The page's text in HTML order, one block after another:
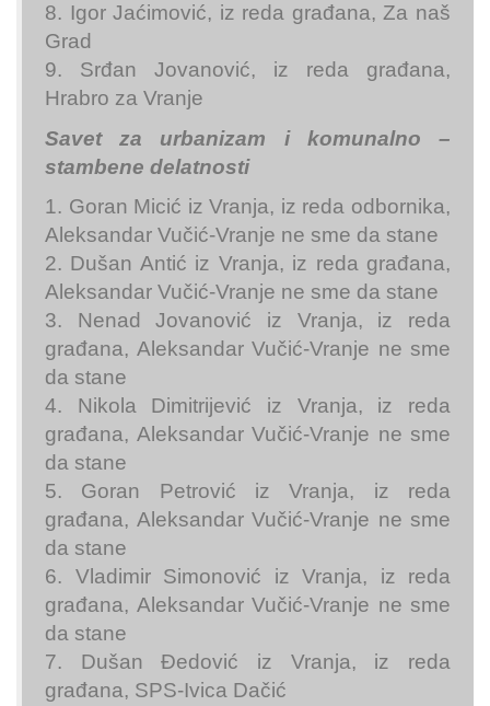
8. Igor Jaćimović, iz reda građana, Za naš
Grad
9. Srđan Jovanović, iz reda građana,
Hrabro za Vranje
Savet za urbanizam i komunalno –
stambene delatnosti
1. Goran Micić iz Vranja, iz reda odbornika,
Aleksandar Vučić-Vranje ne sme da stane
2. Dušan Antić iz Vranja, iz reda građana,
Aleksandar Vučić-Vranje ne sme da stane
3. Nenad Jovanović iz Vranja, iz reda
građana, Aleksandar Vučić-Vranje ne sme
da stane
4. Nikola Dimitrijević iz Vranja, iz reda
građana, Aleksandar Vučić-Vranje ne sme
da stane
5. Goran Petrović iz Vranja, iz reda
građana, Aleksandar Vučić-Vranje ne sme
da stane
6. Vladimir Simonović iz Vranja, iz reda
građana, Aleksandar Vučić-Vranje ne sme
da stane
7. Dušan Đedović iz Vranja, iz reda
građana, SPS-Ivica Dačić